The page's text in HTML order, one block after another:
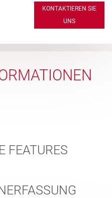
KONTAKTIEREN SIE
UNS
FEATURES